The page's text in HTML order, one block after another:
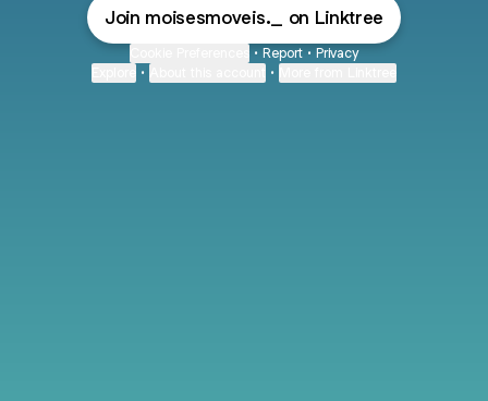
Join moisesmoveis._ on Linktree
• Report • Privacy
• •